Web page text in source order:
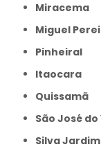
Miracema
Miguel
Pinheiral
Itaocara
Quissamã
São José
Silva Jardim